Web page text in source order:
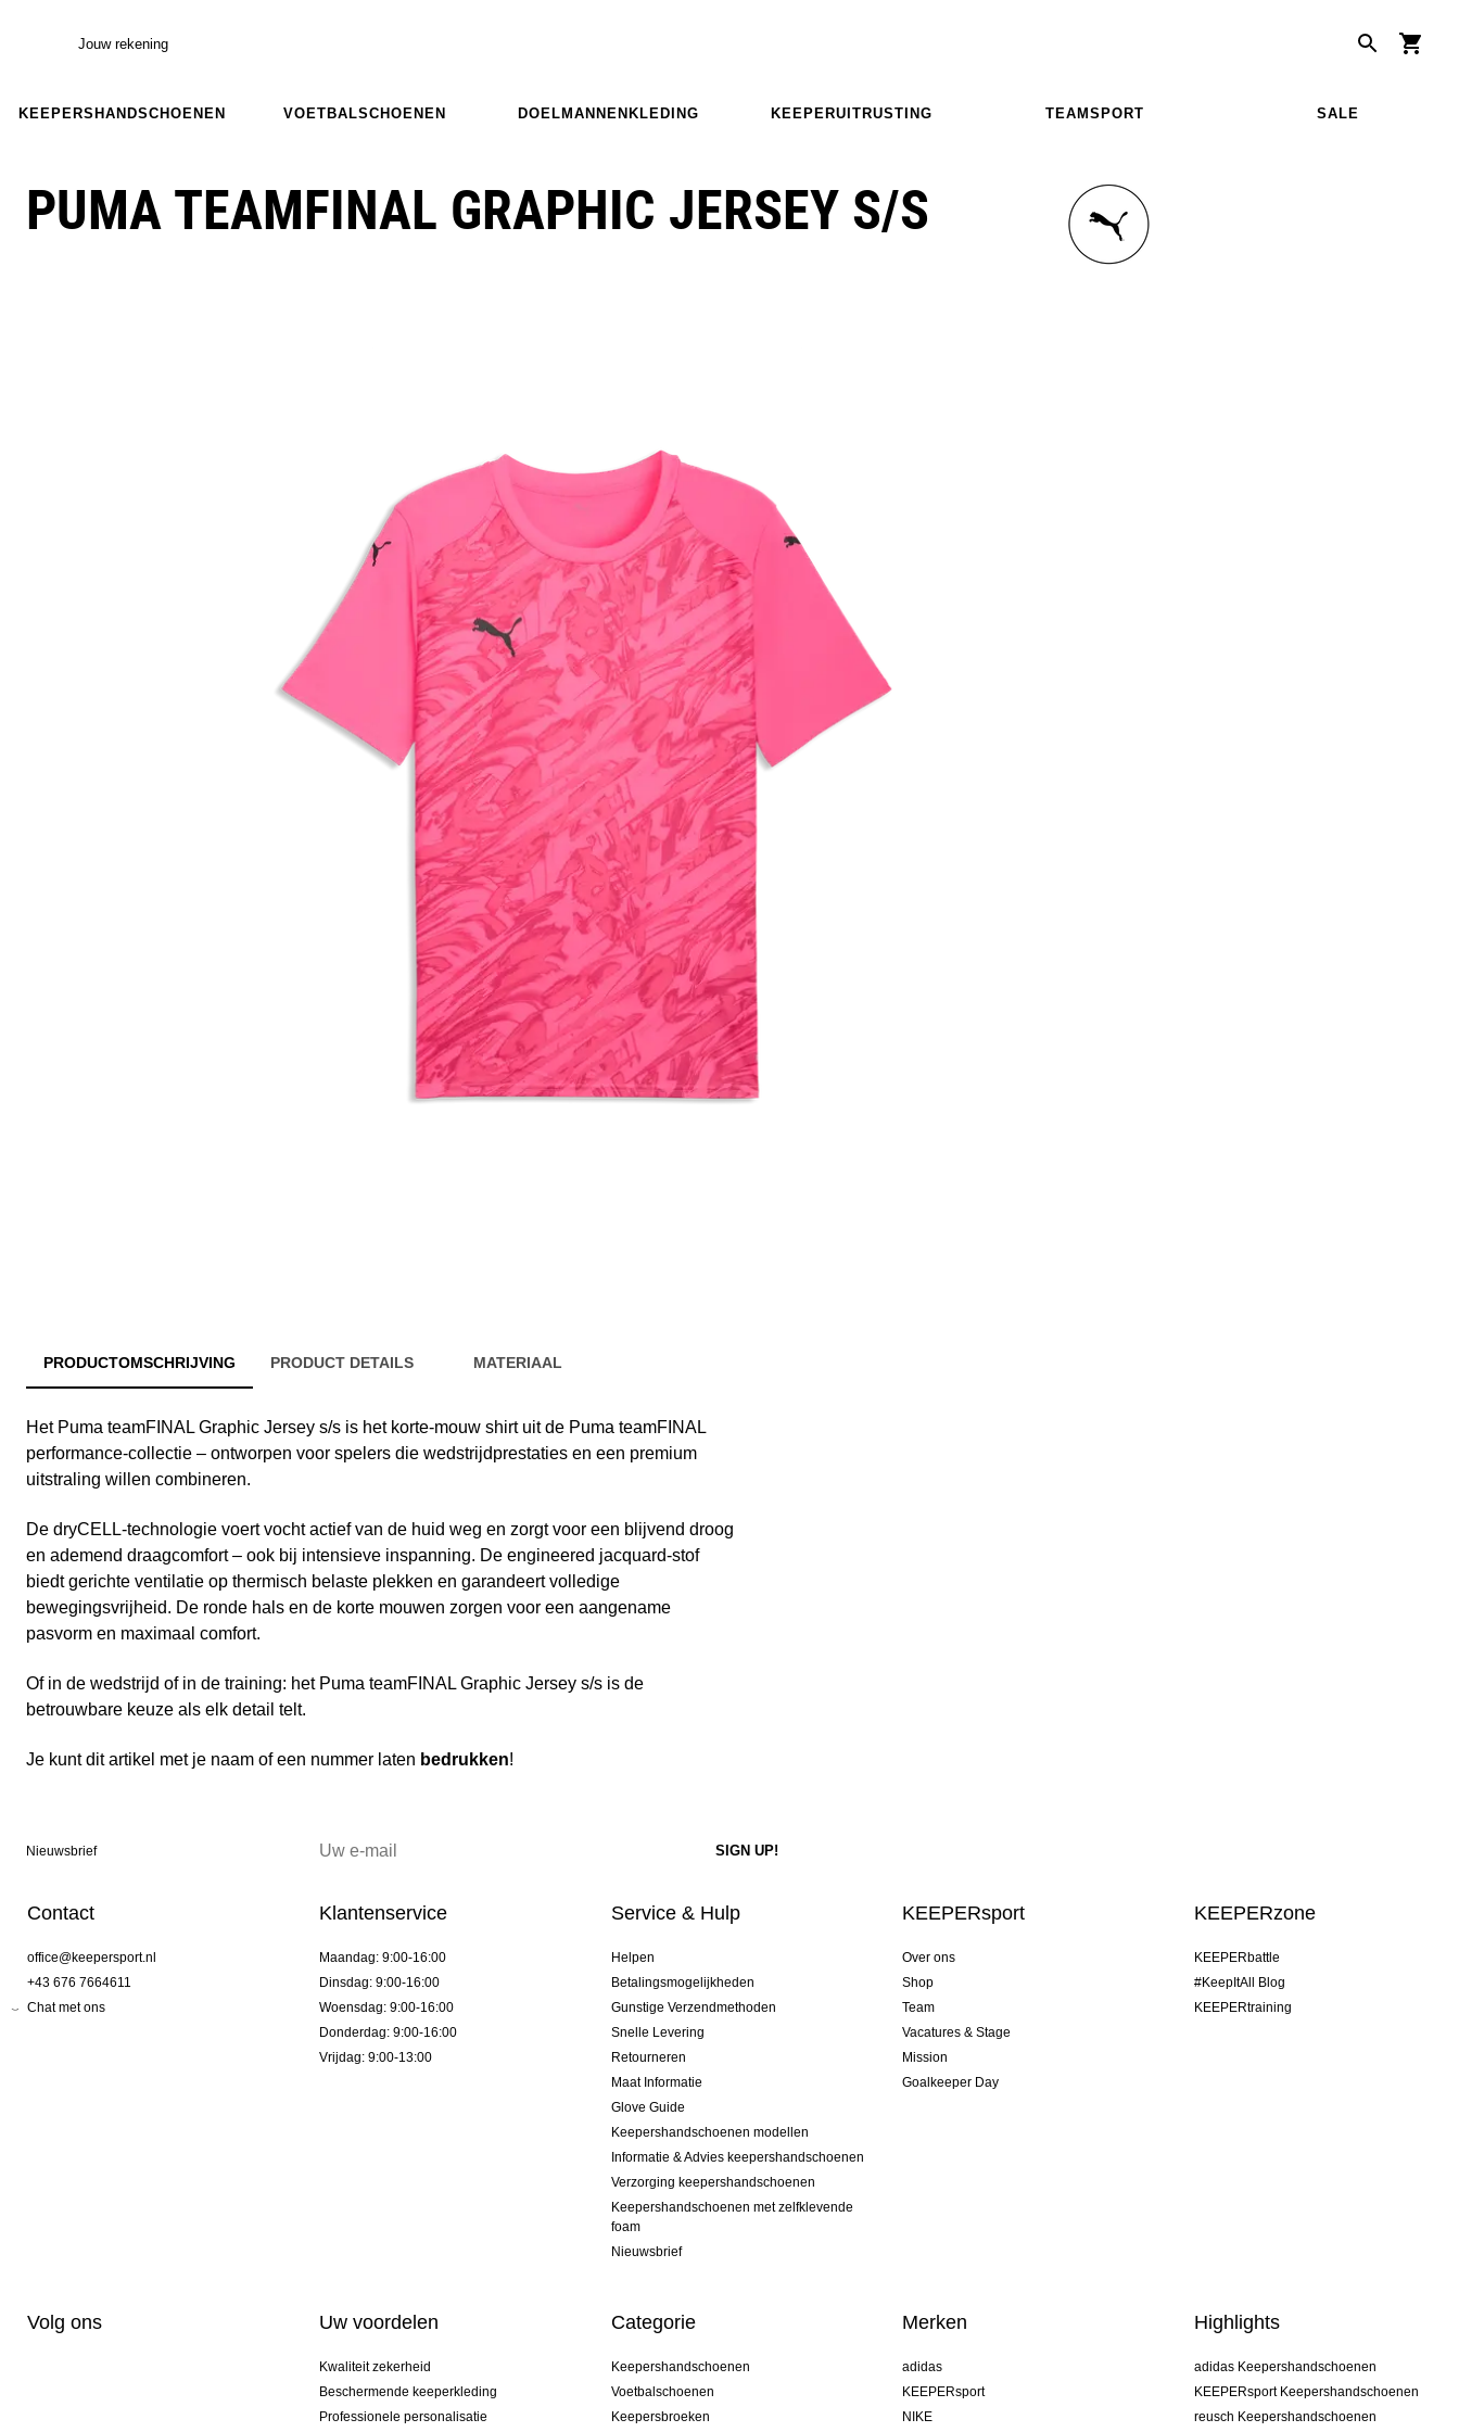
Jouw rekening
KEEPERSHANDSCHOENEN VOETBALSCHOENEN DOELMANNENKLEDING KEEPERUITRUSTING TEAMSPORT SALE
PUMA TEAMFINAL GRAPHIC JERSEY S/S
PRODUCTOMSCHRIJVING PRODUCT DETAILS MATERIAAL
Het Puma teamFINAL Graphic Jersey s/s is het korte-mouw shirt uit de Puma teamFINAL
performance-collectie – ontworpen voor spelers die wedstrijdprestaties en een premium
uitstraling willen combineren.
De dryCELL-technologie voert vocht actief van de huid weg en zorgt voor een blijvend droog
en ademend draagcomfort – ook bij intensieve inspanning. De engineered jacquard-stof
biedt gerichte ventilatie op thermisch belaste plekken en garandeert volledige
bewegingsvrijheid. De ronde hals en de korte mouwen zorgen voor een aangename
pasvorm en maximaal comfort.
Of in de wedstrijd of in de training: het Puma teamFINAL Graphic Jersey s/s is de
betrouwbare keuze als elk detail telt.
Je kunt dit artikel met je naam of een nummer laten bedrukken!
Nieuwsbrief
Contact
office@keepersport.nl
+43 676 7664611
Chat met ons
Klantenservice
Maandag: 9:00-16:00
Dinsdag: 9:00-16:00
Woensdag: 9:00-16:00
Donderdag: 9:00-16:00
Vrijdag: 9:00-13:00
Service & Hulp
Helpen
Betalingsmogelijkheden
Gunstige Verzendmethoden
Snelle Levering
Retourneren
Maat Informatie
Glove Guide
Keepershandschoenen modellen
Informatie & Advies keepershandschoenen
Verzorging keepershandschoenen
Keepershandschoenen met zelfklevende
foam
Nieuwsbrief
KEEPERsport
Over ons
Shop
Team
Vacatures & Stage
Mission
Goalkeeper Day
KEEPERzone
KEEPERbattle
#KeepItAll Blog
KEEPERtraining
Volg ons Uw voordelen
Kwaliteit zekerheid
Beschermende keeperkleding
Professionele personalisatie
Categorie
Keepershandschoenen
Voetbalschoenen
Keepersbroeken
Merken
adidas
KEEPERsport
NIKE
Highlights
adidas Keepershandschoenen
KEEPERsport Keepershandschoenen
reusch Keepershandschoenen